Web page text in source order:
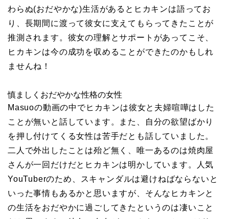
わらぬ(おだやかな)生活があるとヒカキンは語ってお
り、長期間に渡って彼女に支えてもらってきたことが
推測されます。彼女の理解とサポートがあってこそ、
ヒカキンは今の成功を収めることができたのかもしれ
ませんね！
慎ましくおだやかな性格の女性
Masuoの動画の中でヒカキンは彼女と夫婦喧嘩はした
ことが無いと話しています。また、自分の欲望ばかり
を押し付けてくる女性は苦手だとも話していました。
二人で外出したことは殆ど無く、唯一あるのは焼肉屋
さんが一回だけだとヒカキンは明かしています。人気
YouTuberのため、スキャンダルは避けねばならないと
いった事情もあるかと思いますが、そんなヒカキンと
の生活をおだやかに過ごしてきたというのは凄いこと